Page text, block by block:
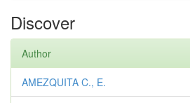
Discover
Author
AMEZQUITA C., E.